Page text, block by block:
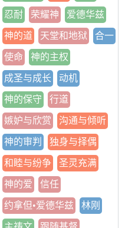
忍耐 荣耀神 爱德华兹
神的道 天堂和地狱 合一
使命 神的主权
成圣与成长 动机
神的保守 行道
嫉妒与欣赏 沟通与倾听
神的审判 独身与择偶
和睦与纷争 圣灵充满
神的爱 信任
约拿但•爱德华兹 林刚